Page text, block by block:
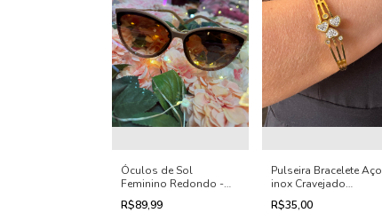
Óculos de Sol
Feminino Redondo -
Manuela
R$89,99
Pulseira Bracelete Aço
inox Cravejado
Corações
R$35,00